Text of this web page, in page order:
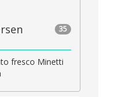
35
fresco Minetti